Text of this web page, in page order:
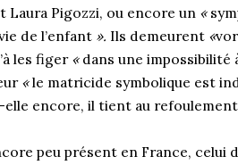
Laura Pigozzi, ou encore un«
de l’enfant». Ils demeurent «
les figer « dans une impossibilité
«le matricide symbolique est
encore, il tient au
peu présent en France, celui